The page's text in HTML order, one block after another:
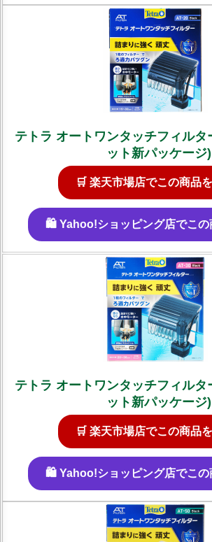
テトラ オートワンタッチフィルタ
ット新パッケージ)
🛒 楽天市場店でこの商品
🛍️ Yahoo!ショッピング店でこの
テトラ オートワンタッチフィルタ
ット新パッケージ)
🛒 楽天市場店でこの商品
🛍️ Yahoo!ショッピング店でこの